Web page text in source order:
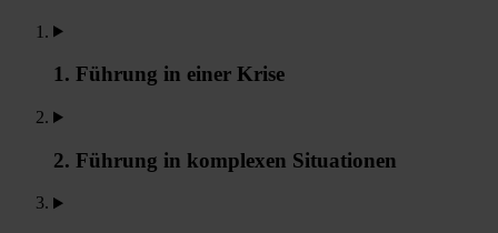
1. Führung in einer Krise
2. Führung in komplexen Situationen